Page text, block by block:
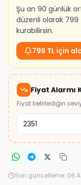
Şu an 90 günlük
düzenli olarak
kurabilirsin.
799 TL için
Fiyat Alarmı
Fiyat belirlediğin
Son güncelleme: 06